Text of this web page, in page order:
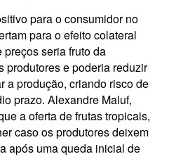
para o consumidor no
para o efeito colateral
seria fruto da
produtores e poderia reduzir
a produção, criando risco de
prazo. Alexandre Maluf,
a oferta de frutas tropicais,
caso os produtores deixem
após uma queda inicial de